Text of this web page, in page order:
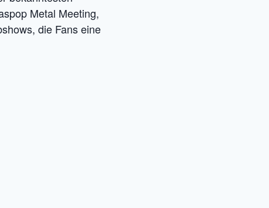
Metal Meeting,
die Fans eine